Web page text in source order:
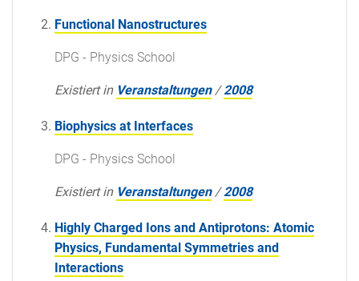
Functional Nanostructures
DPG - Physics School
Existiert in Veranstaltungen /2008
Biophysics at Interfaces
DPG - Physics School
Existiert in Veranstaltungen /2008
Highly Charged Ions and Antiprotons: Atomic
Physics, Fundamental Symmetries and
Interactions